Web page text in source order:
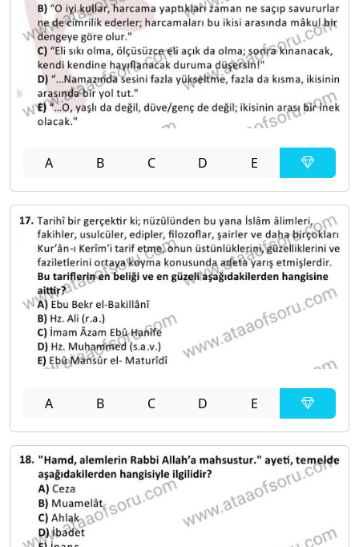
A B C D E
A B C D E